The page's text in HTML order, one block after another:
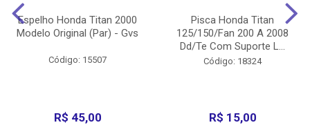
Espelho Honda Titan 2000
Modelo Original (Par) - Gvs
Código: 15507
R$ 45,00
Pisca Honda Titan
125/150/Fan 200 A 2008
Dd/Te Com Suporte L...
Código: 18324
R$ 15,00